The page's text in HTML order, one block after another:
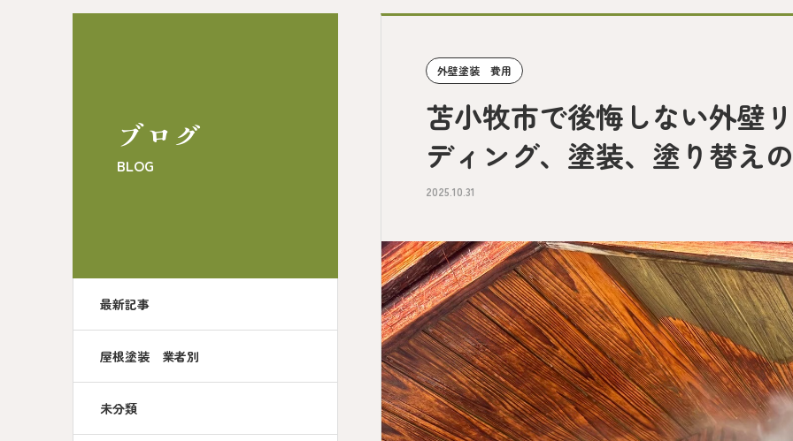
ブログ
BLOG
最新記事
屋根塗装 業者別
未分類
外壁塗装 費用
苫小牧市で後悔しない外壁
ディング、塗装、塗り替え
2025.10.31